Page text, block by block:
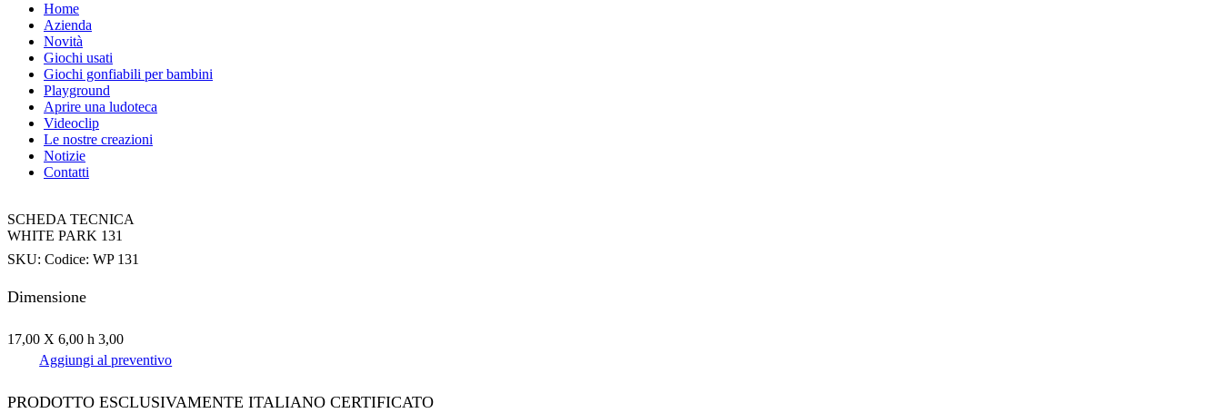
Home
Azienda
Novità
Giochi usati
Giochi gonfiabili per bambini
Playground
Aprire una ludoteca
Videoclip
Le nostre creazioni
Notizie
Contatti
SCHEDA TECNICA
WHITE PARK 131
SKU: Codice: WP 131
Dimensione
17,00 X 6,00 h 3,00
Aggiungi al preventivo
PRODOTTO ESCLUSIVAMENTE ITALIANO CERTIFICATO